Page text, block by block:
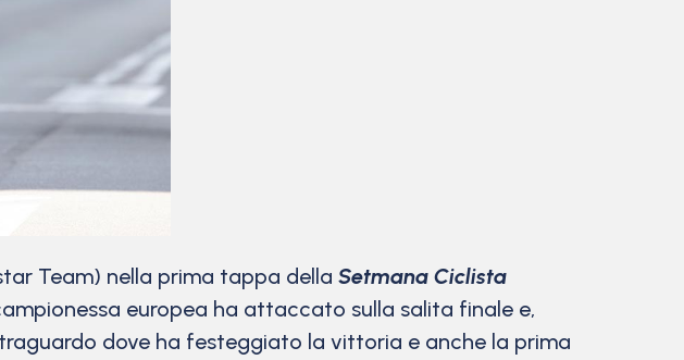
Team) nella prima tappa della Setmana Ciclista
europea ha attaccato sulla salita finale e,
dove ha festeggiato la vittoria e anche la prima